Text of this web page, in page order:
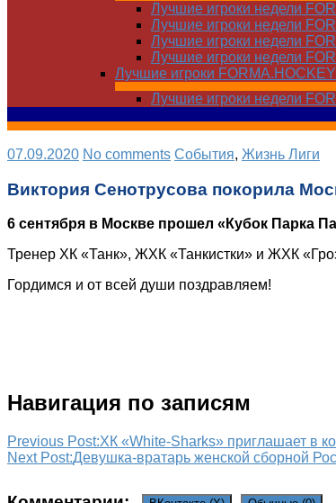
Лучшие игроки недели
Лучшие игроки недели
Лучшие игроки недели
Лучшие игроки недели
Лучшие игроки
Лучшие игроки недели
07.09.2020 No comments Cобытия, Жизнь Лиги
Виктория Сенотрусова покорила
6 сентября в Москве прошел «Кубок Парка
Тренер ХК «Танк», ЖХК «Танкистки» и ЖХК
Гордимся и от всей души поздравляем!
Навигация по записям
Previous Post:ХК «White-Sharks» приглашает в
Next Post:Девушка-вратарь женской сборной